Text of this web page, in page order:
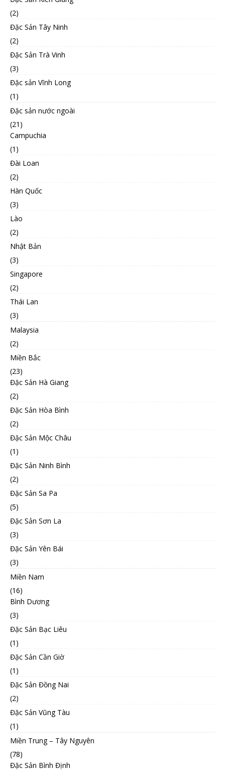
(2)
Đặc Sản Tây Ninh
(2)
Đặc Sản Trà Vinh
(3)
Đặc sản Vĩnh Long
(1)
Đặc sản nước ngoài
(21)
Campuchia
(1)
Đài Loan
(2)
Hàn Quốc
(3)
Lào
(2)
Nhật Bản
(3)
Singapore
(2)
Thái Lan
(3)
Malaysia
(2)
Miền Bắc
(23)
Đặc Sản Hà Giang
(2)
Đặc Sản Hòa Bình
(2)
Đặc Sản Mộc Châu
(1)
Đặc Sản Ninh Bình
(2)
Đặc Sản Sa Pa
(5)
Đặc Sản Sơn La
(3)
Đặc Sản Yên Bái
(3)
Miền Nam
(16)
Bình Dương
(3)
Đặc Sản Bạc Liêu
(1)
Đặc Sản Cần Giờ
(1)
Đặc Sản Đồng Nai
(2)
Đặc Sản Vũng Tàu
(1)
Miền Trung – Tây Nguyên
(78)
Đặc Sản Bình Định